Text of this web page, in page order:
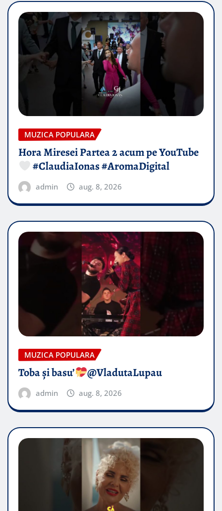
MUZICA POPULARA
Hora Miresei Partea 2 acum pe YouTube
#ClaudiaIonas #AromaDigital
admin aug. 8, 2026
MUZICA POPULARA
Toba și basu’ @VladutaLupau
admin aug. 8, 2026